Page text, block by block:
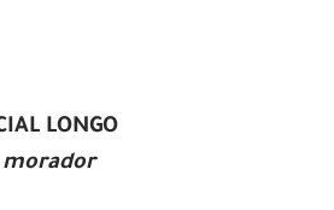
LONGO
morador